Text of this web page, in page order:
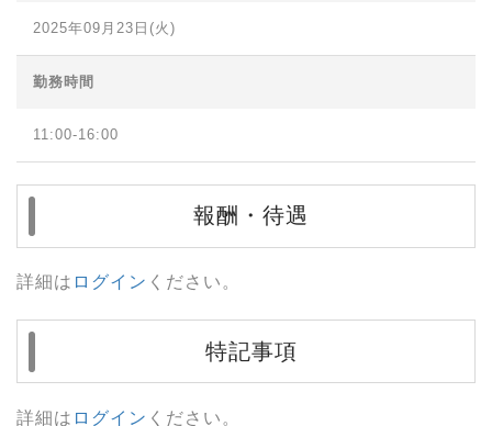
2025年09月23日(火)
勤務時間
11:00-16:00
報酬・待遇
詳細は ログイン ください。
特記事項
詳細は ログイン ください。